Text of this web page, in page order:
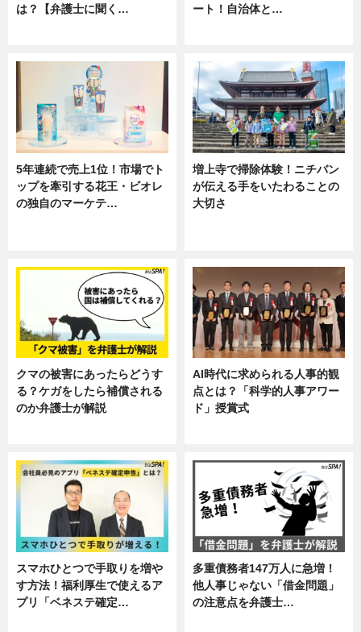
は？【弁護士に聞く…
ート！自治体と…
5年連続で売上1位！市場でト
ップを牽引する花王・ビオレ
の独自のマーケテ…
増上寺で掃除体験！ニチバン
が伝える手をいたわることの
大切さ
クマの被害にあったらどうす
る？ケガをしたら補償される
のか弁護士が解説
AI時代に求められる人事的観
点とは？「科学的人事アワー
ド」授賞式
スマホひとつで手取りを増や
す方法！福利厚生で使えるア
プリ「ベネステ確定…
多重債務者147万人に急増！
他人事じゃない「借金問題」
の注意点を弁護士…